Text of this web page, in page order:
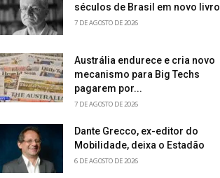
séculos de Brasil em novo livro
7 DE AGOSTO DE 2026
Austrália endurece e cria novo
mecanismo para Big Techs
pagarem por...
7 DE AGOSTO DE 2026
Dante Grecco, ex-editor do
Mobilidade, deixa o Estadão
6 DE AGOSTO DE 2026